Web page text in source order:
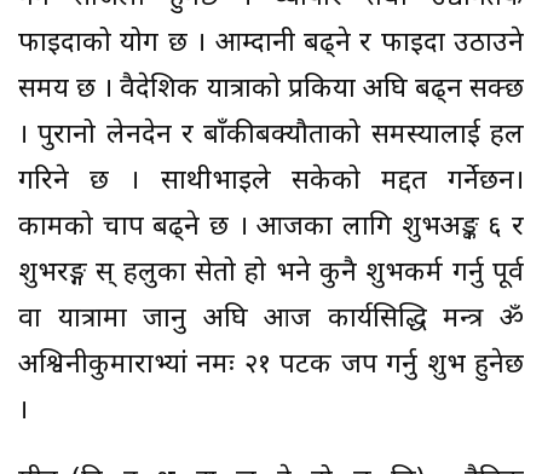
फाइदाको योग छ । आम्दानी बढ्ने र फाइदा उठाउने
समय छ । वैदेशिक यात्राको प्रकिया अघि बढ्न सक्छ
। पुरानो लेनदेन र बाँकीबक्यौताको समस्यालाई हल
गरिने छ । साथीभाइले सकेको मद्दत गर्नेछन।
कामको चाप बढ्ने छ । आजका लागि शुभअङ्क ६ र
शुभरङ्ग स् हलुका सेतो हो भने कुनै शुभकर्म गर्नु पूर्व
वा यात्रामा जानु अघि आज कार्यसिद्धि मन्त्र ॐ
अश्विनीकुमाराभ्यां नमः २१ पटक जप गर्नु शुभ हुनेछ
।